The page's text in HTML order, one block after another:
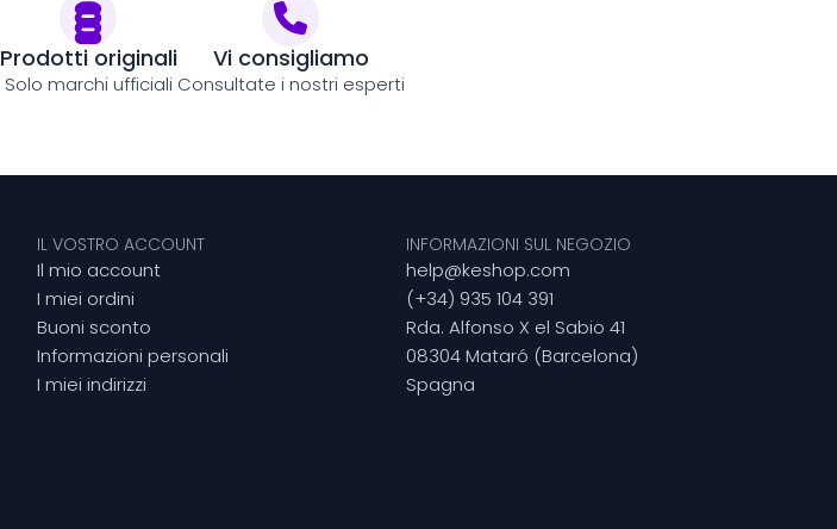
Prodotti originali
Solo marchi ufficiali
Vi consigliamo
Consultate i nostri esperti
IL VOSTRO ACCOUNT
Il mio account
I miei ordini
Buoni sconto
Informazioni personali
I miei indirizzi
INFORMAZIONI SUL NEGOZIO
help@keshop.com
(+34) 935 104 391
Rda. Alfonso X el Sabio 41
08304 Mataró (Barcelona)
Spagna